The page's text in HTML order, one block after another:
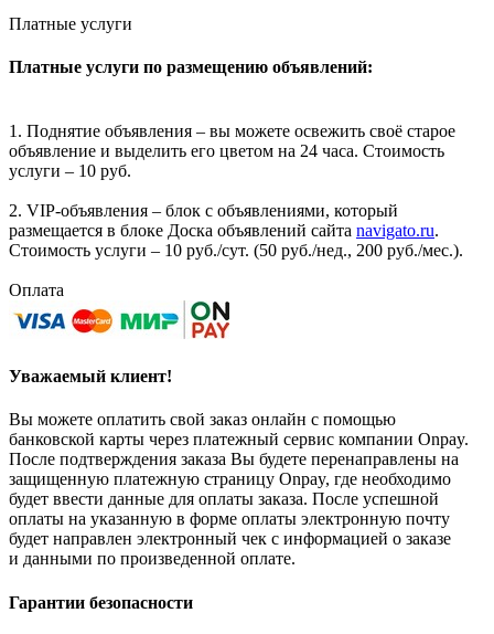
Платные услуги
Платные услуги по размещению объявлений:
1. Поднятие объявления – вы можете освежить своё старое
объявление и выделить его цветом на 24 часа. Стоимость
услуги – 10 руб.
2. VIP-объявления – блок с объявлениями, который
размещается в блоке Доска объявлений сайта navigato.ru.
Стоимость услуги – 10 руб./сут. (50 руб./нед., 200 руб./мес.).
Оплата
Уважаемый клиент!
Вы можете оплатить свой заказ онлайн с помощью
банковской карты через платежный сервис компании Onpay.
После подтверждения заказа Вы будете перенаправлены на
защищенную платежную страницу Onpay, где необходимо
будет ввести данные для оплаты заказа. После успешной
оплаты на указанную в форме оплаты электронную почту
будет направлен электронный чек с информацией о заказе
и данными по произведенной оплате.
Гарантии безопасности